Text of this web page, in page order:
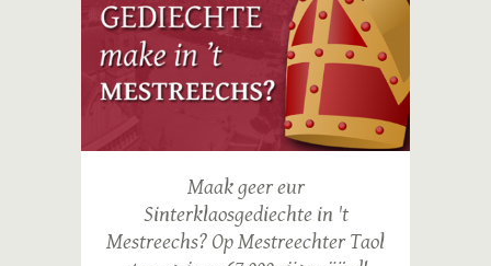
Maak geer eur
Sinterklaosgediechte in 't
Mestreechs? Op Mestreechter Taol